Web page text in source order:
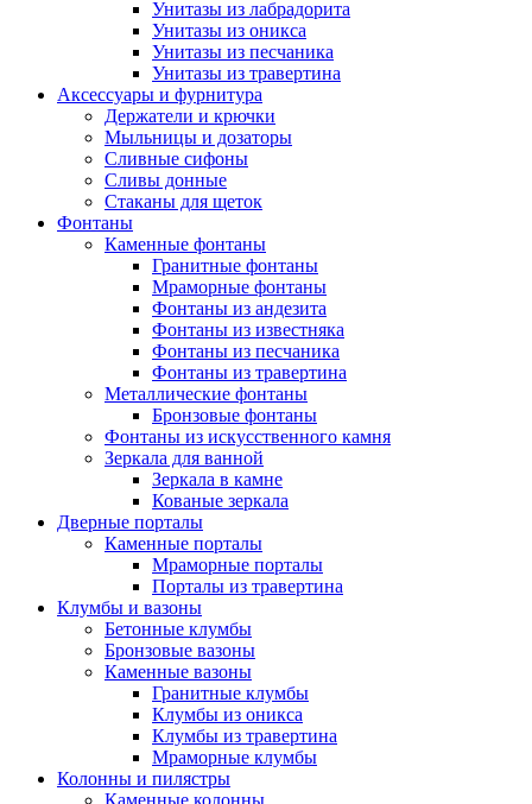
Унитазы из лабрадорита
Унитазы из оникса
Унитазы из песчаника
Унитазы из травертина
Аксессуары и фурнитура
Держатели и крючки
Мыльницы и дозаторы
Сливные сифоны
Сливы донные
Стаканы для щеток
Фонтаны
Каменные фонтаны
Гранитные фонтаны
Мраморные фонтаны
Фонтаны из андезита
Фонтаны из известняка
Фонтаны из песчаника
Фонтаны из травертина
Металлические фонтаны
Бронзовые фонтаны
Фонтаны из искусственного камня
Зеркала для ванной
Зеркала в камне
Кованые зеркала
Дверные порталы
Каменные порталы
Мраморные порталы
Порталы из травертина
Клумбы и вазоны
Бетонные клумбы
Бронзовые вазоны
Каменные вазоны
Гранитные клумбы
Клумбы из оникса
Клумбы из травертина
Мраморные клумбы
Колонны и пилястры
Каменные колонны